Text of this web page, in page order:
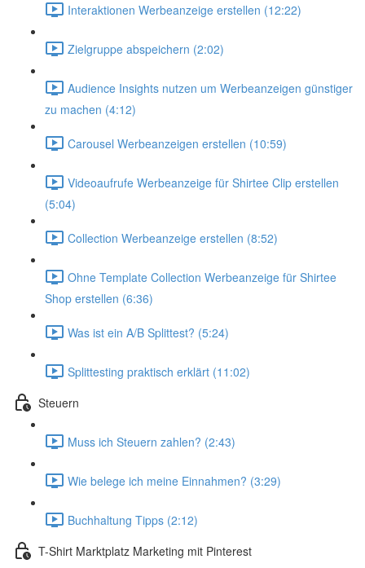
Interaktionen Werbeanzeige erstellen (12:22)
Zielgruppe abspeichern (2:02)
Audience Insights nutzen um Werbeanzeigen günstiger
zu machen (4:12)
Carousel Werbeanzeigen erstellen (10:59)
Videoaufrufe Werbeanzeige für Shirtee Clip erstellen
(5:04)
Collection Werbeanzeige erstellen (8:52)
Ohne Template Collection Werbeanzeige für Shirtee
Shop erstellen (6:36)
Was ist ein A/B Splittest? (5:24)
Splittesting praktisch erklärt (11:02)
Steuern
Muss ich Steuern zahlen? (2:43)
Wie belege ich meine Einnahmen? (3:29)
Buchhaltung Tipps (2:12)
T-Shirt Marktplatz Marketing mit Pinterest